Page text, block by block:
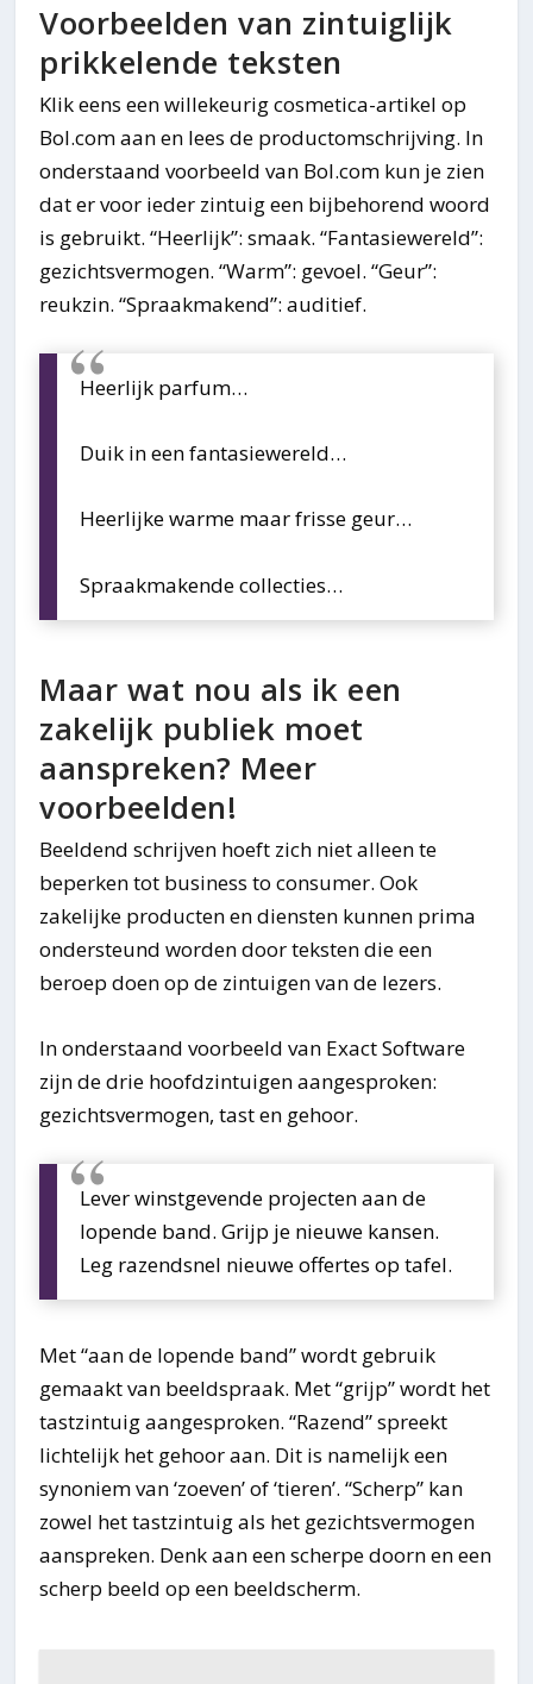
Voorbeelden van zintuiglijk
prikkelende teksten
Klik eens een willekeurig cosmetica-artikel op
Bol.com aan en lees de productomschrijving. In
onderstaand voorbeeld van Bol.com kun je zien
dat er voor ieder zintuig een bijbehorend woord
is gebruikt. “Heerlijk”: smaak. “Fantasiewereld”:
gezichtsvermogen. “Warm”: gevoel. “Geur”:
reukzin. “Spraakmakend”: auditief.
Heerlijk parfum…
Duik in een fantasiewereld…
Heerlijke warme maar frisse geur…
Spraakmakende collecties…
Maar wat nou als ik een
zakelijk publiek moet
aanspreken? Meer
voorbeelden!
Beeldend schrijven hoeft zich niet alleen te
beperken tot business to consumer. Ook
zakelijke producten en diensten kunnen prima
ondersteund worden door teksten die een
beroep doen op de zintuigen van de lezers.
In onderstaand voorbeeld van Exact Software
zijn de drie hoofdzintuigen aangesproken:
gezichtsvermogen, tast en gehoor.
Lever winstgevende projecten aan de
lopende band. Grijp je nieuwe kansen.
Leg razendsnel nieuwe offertes op tafel.
Met “aan de lopende band” wordt gebruik
gemaakt van beeldspraak. Met “grijp” wordt het
tastzintuig aangesproken. “Razend” spreekt
lichtelijk het gehoor aan. Dit is namelijk een
synoniem van ‘zoeven’ of ‘tieren’. “Scherp” kan
zowel het tastzintuig als het gezichtsvermogen
aanspreken. Denk aan een scherpe doorn en een
scherp beeld op een beeldscherm.